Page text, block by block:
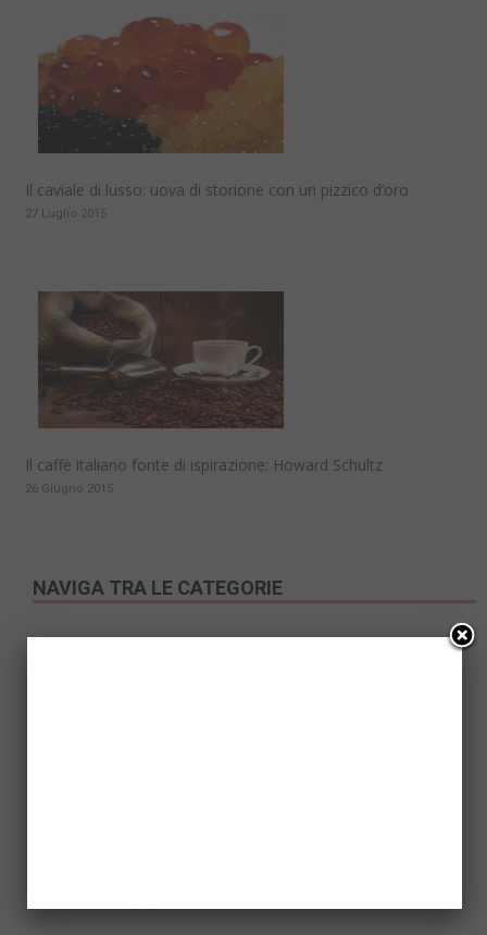
Il caviale di lusso: uova di storione con un pizzico d’oro
27 Luglio 2015
Il caffè italiano fonte di ispirazione: Howard Schultz
26 Giugno 2015
NAVIGA TRA LE CATEGORIE